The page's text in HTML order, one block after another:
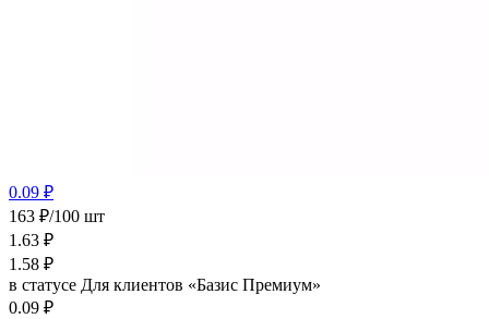
0.09 ₽
163 ₽/100 шт
1.63 ₽
1.58 ₽
в статусе Для клиентов «Базис Премиум»
0.09 ₽